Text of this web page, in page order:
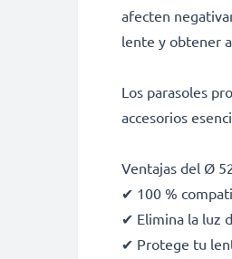
afecten
lente y obtener
Los parasoles
accesorios
Ventajas del Ø
✔ 100 %
✔ Elimina la luz
✔ Protege tu